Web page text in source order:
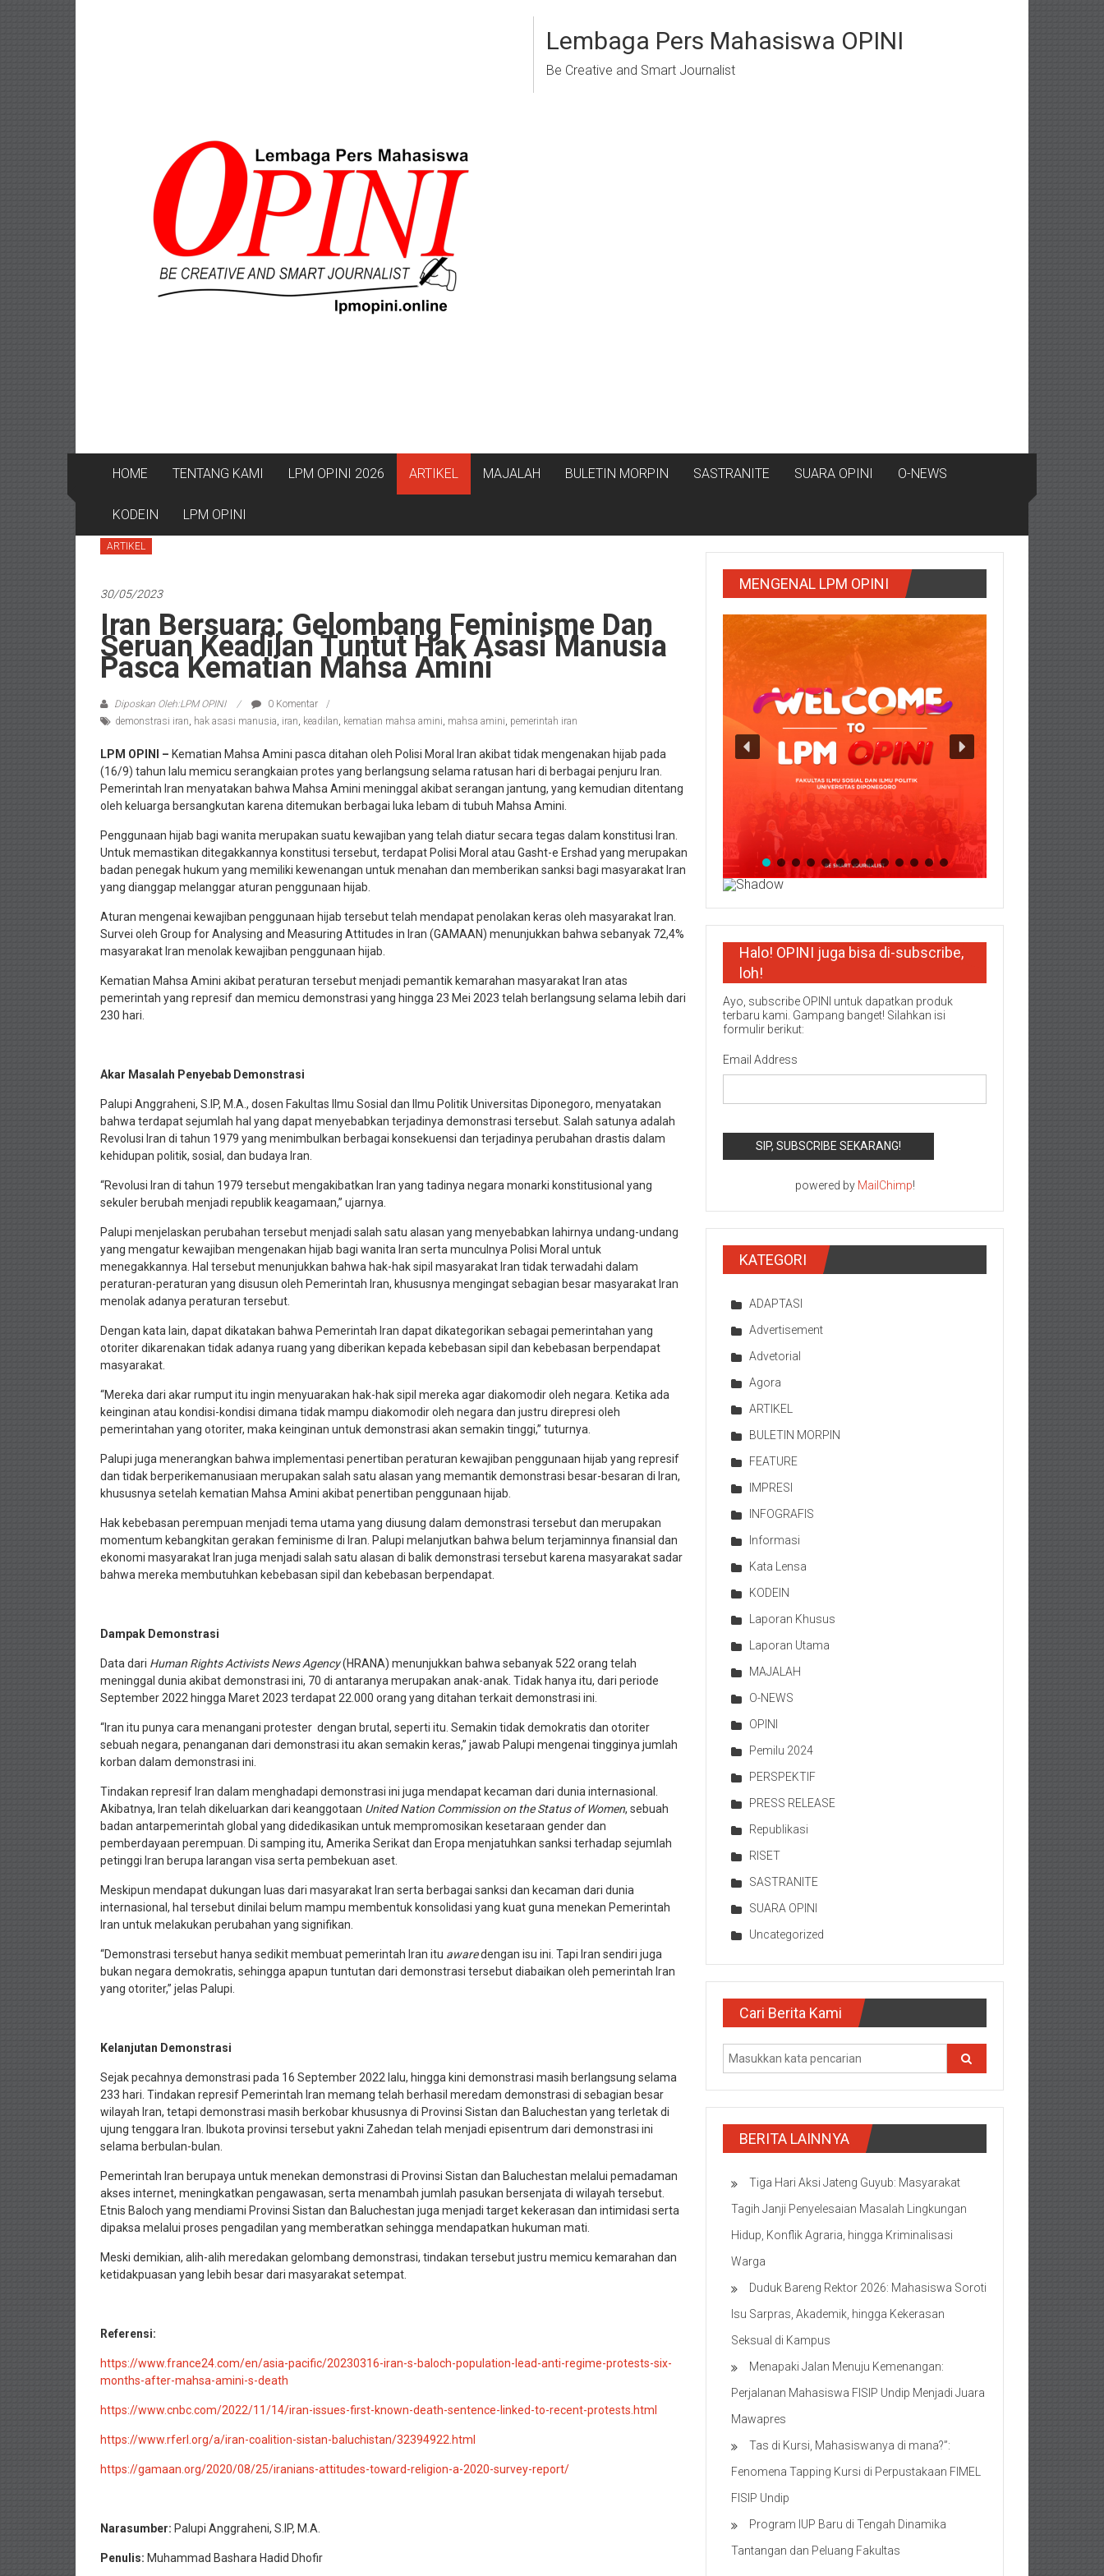
Lembaga Pers Mahasiswa OPINI
Be Creative and Smart Journalist
HOME TENTANG KAMI LPM OPINI 2026 ARTIKEL MAJALAH BULETIN MORPIN SASTRANITE SUARA OPINI O-NEWS
KODEIN LPM OPINI
ARTIKEL
30/05/2023
Iran Bersuara: Gelombang Feminisme Dan
Seruan Keadilan Tuntut Hak Asasi Manusia
Pasca Kematian Mahsa Amini
Diposkan Oleh:LPM OPINI
0 Komentar
demonstrasi iran, hak asasi manusia, iran, keadilan, kematian mahsa amini, mahsa amini, pemerintah iran
LPM OPINI – Kematian Mahsa Amini pasca ditahan oleh Polisi Moral Iran akibat tidak mengenakan hijab pada
(16/9) tahun lalu memicu serangkaian protes yang berlangsung selama ratusan hari di berbagai penjuru Iran.
Pemerintah Iran menyatakan bahwa Mahsa Amini meninggal akibat serangan jantung, yang kemudian ditentang
oleh keluarga bersangkutan karena ditemukan berbagai luka lebam di tubuh Mahsa Amini.
Penggunaan hijab bagi wanita merupakan suatu kewajiban yang telah diatur secara tegas dalam konstitusi Iran.
Untuk memastikan ditegakkannya konstitusi tersebut, terdapat Polisi Moral atau Gasht-e Ershad yang merupakan
badan penegak hukum yang memiliki kewenangan untuk menahan dan memberikan sanksi bagi masyarakat Iran
yang dianggap melanggar aturan penggunaan hijab.
Aturan mengenai kewajiban penggunaan hijab tersebut telah mendapat penolakan keras oleh masyarakat Iran.
Survei oleh Group for Analysing and Measuring Attitudes in Iran (GAMAAN) menunjukkan bahwa sebanyak 72,4%
masyarakat Iran menolak kewajiban penggunaan hijab.
Kematian Mahsa Amini akibat peraturan tersebut menjadi pemantik kemarahan masyarakat Iran atas
pemerintah yang represif dan memicu demonstrasi yang hingga 23 Mei 2023 telah berlangsung selama lebih dari
230 hari.
Akar Masalah Penyebab Demonstrasi
Palupi Anggraheni, S.IP, M.A., dosen Fakultas Ilmu Sosial dan Ilmu Politik Universitas Diponegoro, menyatakan
bahwa terdapat sejumlah hal yang dapat menyebabkan terjadinya demonstrasi tersebut. Salah satunya adalah
Revolusi Iran di tahun 1979 yang menimbulkan berbagai konsekuensi dan terjadinya perubahan drastis dalam
kehidupan politik, sosial, dan budaya Iran.
“Revolusi Iran di tahun 1979 tersebut mengakibatkan Iran yang tadinya negara monarki konstitusional yang
sekuler berubah menjadi republik keagamaan,” ujarnya.
Palupi menjelaskan perubahan tersebut menjadi salah satu alasan yang menyebabkan lahirnya undang-undang
yang mengatur kewajiban mengenakan hijab bagi wanita Iran serta munculnya Polisi Moral untuk
menegakkannya. Hal tersebut menunjukkan bahwa hak-hak sipil masyarakat Iran tidak terwadahi dalam
peraturan-peraturan yang disusun oleh Pemerintah Iran, khususnya mengingat sebagian besar masyarakat Iran
menolak adanya peraturan tersebut.
Dengan kata lain, dapat dikatakan bahwa Pemerintah Iran dapat dikategorikan sebagai pemerintahan yang
otoriter dikarenakan tidak adanya ruang yang diberikan kepada kebebasan sipil dan kebebasan berpendapat
masyarakat.
“Mereka dari akar rumput itu ingin menyuarakan hak-hak sipil mereka agar diakomodir oleh negara. Ketika ada
keinginan atau kondisi-kondisi dimana tidak mampu diakomodir oleh negara dan justru direpresi oleh
pemerintahan yang otoriter, maka keinginan untuk demonstrasi akan semakin tinggi,” tuturnya.
Palupi juga menerangkan bahwa implementasi penertiban peraturan kewajiban penggunaan hijab yang represif
dan tidak berperikemanusiaan merupakan salah satu alasan yang memantik demonstrasi besar-besaran di Iran,
khususnya setelah kematian Mahsa Amini akibat penertiban penggunaan hijab.
Hak kebebasan perempuan menjadi tema utama yang diusung dalam demonstrasi tersebut dan merupakan
momentum kebangkitan gerakan feminisme di Iran. Palupi melanjutkan bahwa belum terjaminnya finansial dan
ekonomi masyarakat Iran juga menjadi salah satu alasan di balik demonstrasi tersebut karena masyarakat sadar
bahwa mereka membutuhkan kebebasan sipil dan kebebasan berpendapat.
Dampak Demonstrasi
Data dari Human Rights Activists News Agency(HRANA) menunjukkan bahwa sebanyak 522 orang telah
meninggal dunia akibat demonstrasi ini, 70 di antaranya merupakan anak-anak. Tidak hanya itu, dari periode
September 2022 hingga Maret 2023 terdapat 22.000 orang yang ditahan terkait demonstrasi ini.
“Iran itu punya cara menangani protester dengan brutal, seperti itu. Semakin tidak demokratis dan otoriter
sebuah negara, penanganan dari demonstrasi itu akan semakin keras,” jawab Palupi mengenai tingginya jumlah
korban dalam demonstrasi ini.
Tindakan represif Iran dalam menghadapi demonstrasi ini juga mendapat kecaman dari dunia internasional.
Akibatnya, Iran telah dikeluarkan dari keanggotaan United Nation Commission on the Status of Women, sebuah
badan antarpemerintah global yang didedikasikan untuk mempromosikan kesetaraan gender dan
pemberdayaan perempuan. Di samping itu, Amerika Serikat dan Eropa menjatuhkan sanksi terhadap sejumlah
petinggi Iran berupa larangan visa serta pembekuan aset.
Meskipun mendapat dukungan luas dari masyarakat Iran serta berbagai sanksi dan kecaman dari dunia
internasional, hal tersebut dinilai belum mampu membentuk konsolidasi yang kuat guna menekan Pemerintah
Iran untuk melakukan perubahan yang signifikan.
“Demonstrasi tersebut hanya sedikit membuat pemerintah Iran itu awaredengan isu ini. Tapi Iran sendiri juga
bukan negara demokratis, sehingga apapun tuntutan dari demonstrasi tersebut diabaikan oleh pemerintah Iran
yang otoriter,” jelas Palupi.
Kelanjutan Demonstrasi
Sejak pecahnya demonstrasi pada 16 September 2022 lalu, hingga kini demonstrasi masih berlangsung selama
233 hari. Tindakan represif Pemerintah Iran memang telah berhasil meredam demonstrasi di sebagian besar
wilayah Iran, tetapi demonstrasi masih berkobar khususnya di Provinsi Sistan dan Baluchestan yang terletak di
ujung tenggara Iran. Ibukota provinsi tersebut yakni Zahedan telah menjadi episentrum dari demonstrasi ini
selama berbulan-bulan.
Pemerintah Iran berupaya untuk menekan demonstrasi di Provinsi Sistan dan Baluchestan melalui pemadaman
akses internet, meningkatkan pengawasan, serta menambah jumlah pasukan bersenjata di wilayah tersebut.
Etnis Baloch yang mendiami Provinsi Sistan dan Baluchestan juga menjadi target kekerasan dan intimidasi serta
dipaksa melalui proses pengadilan yang memberatkan sehingga mendapatkan hukuman mati.
Meski demikian, alih-alih meredakan gelombang demonstrasi, tindakan tersebut justru memicu kemarahan dan
ketidakpuasan yang lebih besar dari masyarakat setempat.
Referensi:
https://www.france24.com/en/asia-pacific/20230316-iran-s-baloch-population-lead-anti-regime-protests-six-
months-after-mahsa-amini-s-death
https://www.cnbc.com/2022/11/14/iran-issues-first-known-death-sentence-linked-to-recent-protests.html
https://www.rferl.org/a/iran-coalition-sistan-baluchistan/32394922.html
https://gamaan.org/2020/08/25/iranians-attitudes-toward-religion-a-2020-survey-report/
Narasumber: Palupi Anggraheni, S.IP, M.A.
Penulis: Muhammad Bashara Hadid Dhofir
MENGENAL LPM OPINI
Halo! OPINI juga bisa di-subscribe,
loh!
Ayo, subscribe OPINI untuk dapatkan produk
terbaru kami. Gampang banget! Silahkan isi
formulir berikut:
Email Address
powered by MailChimp!
KATEGORI
ADAPTASI
Advertisement
Advetorial
Agora
ARTIKEL
BULETIN MORPIN
FEATURE
IMPRESI
INFOGRAFIS
Informasi
Kata Lensa
KODEIN
Laporan Khusus
Laporan Utama
MAJALAH
O-NEWS
OPINI
Pemilu 2024
PERSPEKTIF
PRESS RELEASE
Republikasi
RISET
SASTRANITE
SUARA OPINI
Uncategorized
Cari Berita Kami
BERITA LAINNYA
Tiga Hari Aksi Jateng Guyub: Masyarakat
Tagih Janji Penyelesaian Masalah Lingkungan
Hidup, Konflik Agraria, hingga Kriminalisasi
Warga
Duduk Bareng Rektor 2026: Mahasiswa Soroti
Isu Sarpras, Akademik, hingga Kekerasan
Seksual di Kampus
Menapaki Jalan Menuju Kemenangan:
Perjalanan Mahasiswa FISIP Undip Menjadi Juara
Mawapres
Tas di Kursi, Mahasiswanya di mana?”:
Fenomena Tapping Kursi di Perpustakaan FIMEL
FISIP Undip
Program IUP Baru di Tengah Dinamika
Tantangan dan Peluang Fakultas